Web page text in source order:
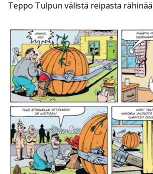
Teppo Tulpun välistä reipasta